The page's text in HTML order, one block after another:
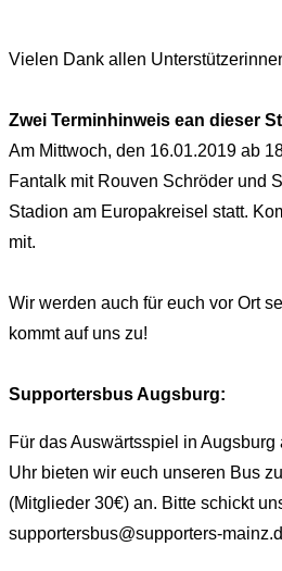
Vielen Dank allen
Zwei Terminhinweis ean dieser
Am Mittwoch, den 16.01.2019 ab
Fantalk mit Rouven Schröder und
Stadion am Europakreisel statt.
mit.
Wir werden auch für euch vor Ort
kommt auf uns zu!
Supportersbus Augsburg:
Für das Auswärtsspiel in
Uhr bieten wir euch unseren Bus
(Mitglieder 30€) an. Bitte schickt
supportersbus@supporters-